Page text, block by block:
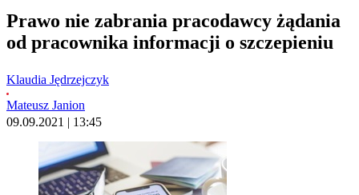
Prawo nie zabrania pracodawcy żądania
od pracownika informacji o szczepieniu
Klaudia Jędrzejczyk
Mateusz Janion
09.09.2021 | 13:45